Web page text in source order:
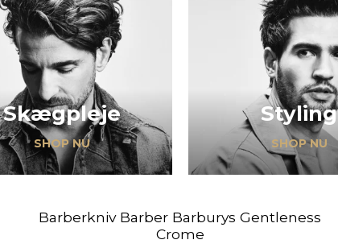
Skægpleje
SHOP NU
Styling
SHOP NU
Barberkniv Barber Barburys Gentleness
Crome